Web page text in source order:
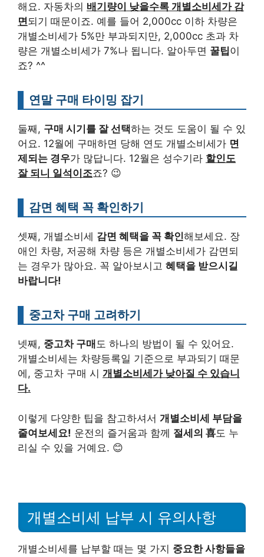
해요. 자동차의 배기량이 낮을수록 개별소비세가 감
면되기 때문이죠. 예를 들어 2,000cc 이하 차량은
개별소비세가 5%만 부과되지만, 2,000cc 초과 차
량은 개별소비세가 7%나 됩니다. 알아두면 꿀팁이
죠? ^^
연말 구매 타이밍 잡기
둘째, 구매 시기를 잘 선택하는 것도 도움이 될 수 있
어요. 12월에 구매하면 당해 연도 개별소비세가 면
제되는 경우가 많답니다. 12월은 성수기라 할인도
잘 되니 일석이조죠? 😉
감면 혜택 꼭 확인하기
셋째, 개별소비세 감면 혜택을 꼭 확인해보세요. 장
애인 차량, 저공해 차량 등은 개별소비세가 감면되
는 경우가 많아요. 꼭 알아보시고 혜택을 받으시길
바랍니다!
중고차 구매 고려하기
넷째, 중고차 구매 도 하나의 방법이 될 수 있어요.
개별소비세는 차량등록일 기준으로 부과되기 때문
에, 중고차 구매 시 개별소비세가 낮아질 수 있습니
다.
이렇게 다양한 팁을 참고하셔서 개별소비세 부담을
줄여보세요! 운전의 즐거움과 함께 절세의 喜도 누
리실 수 있을 거예요. 😊
개별소비세 납부 시 유의사항
개별소비세를 납부할 때는 몇 가지 중요한 사항들을